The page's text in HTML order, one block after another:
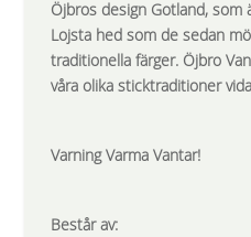
Öjbros design Gotland, som
Lojsta hed som de sedan
traditionella färger. Öjbro
våra olika sticktraditioner
Varning Varma Vantar!
Består av: